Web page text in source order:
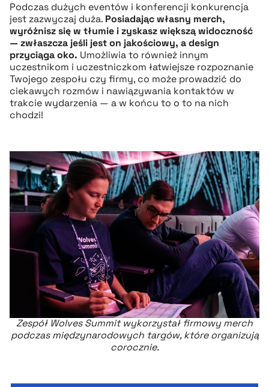
Podczas dużych eventów i konferencji konkurencja
jest zazwyczaj duża. Posiadając własny merch,
wyróżnisz się w tłumie i zyskasz większą widoczność
— zwłaszcza jeśli jest on jakościowy, a design
przyciąga oko. Umożliwia to również innym
uczestnikom i uczestniczkom łatwiejsze rozpoznanie
Twojego zespołu czy firmy, co może prowadzić do
ciekawych rozmów i nawiązywania kontaktów w
trakcie wydarzenia — a w końcu to o to na nich
chodzi!
Zespół Wolves Summit wykorzystał firmowy merch
podczas międzynarodowych targów, które organizują
corocznie.